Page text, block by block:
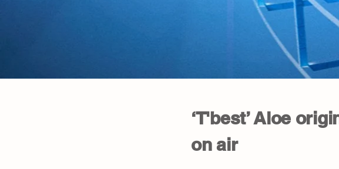
‘T'best’ Aloe
on air